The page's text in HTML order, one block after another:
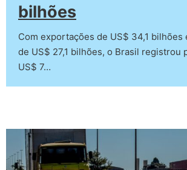
bilhões
Com exportações de US$ 34,1 bilhões
de US$ 27,1 bilhões, o Brasil registrou
US$ 7…